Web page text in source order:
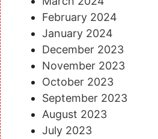
February 2024
January 2024
December 2023
November 2023
October 2023
September 2023
August 2023
July 2023